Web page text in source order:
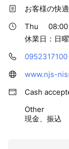
お客様の快
Thu
休業日：日
0952317100
www.njs-
Cash
Other
現金、振込